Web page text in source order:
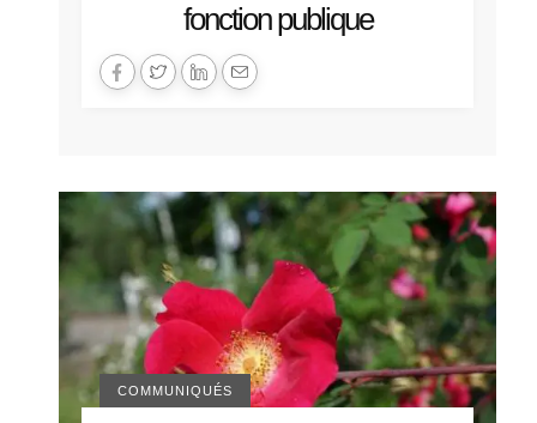
fonction publique
COMMUNIQUÉS